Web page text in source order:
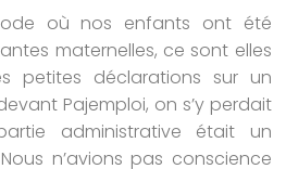
où nos enfants ont été
maternelles, ce sont elles
petites déclarations sur un
Pajemploi, on s’y perdait
administrative était un
n’avions pas conscience